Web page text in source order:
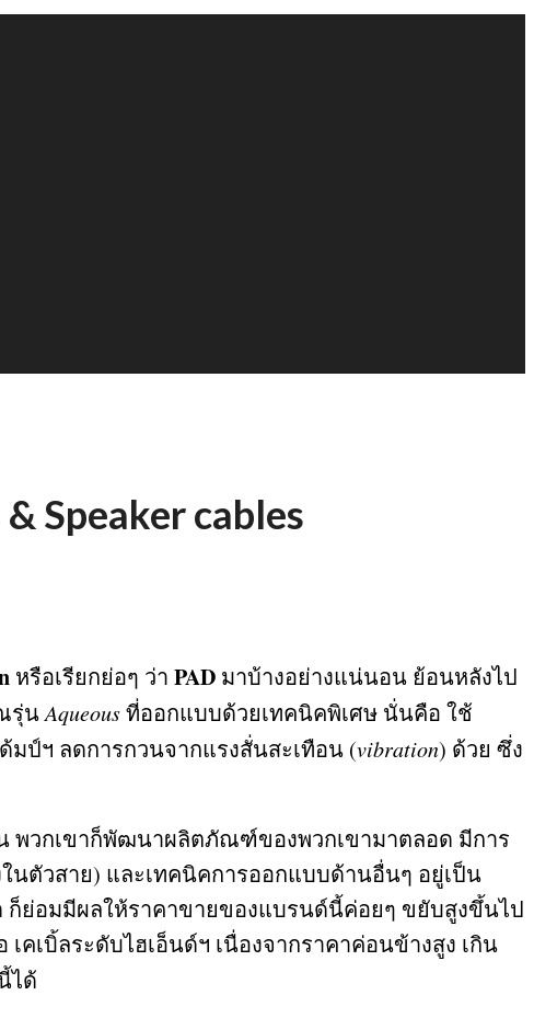
Speaker cables
หรือเรียกย่อๆ ว่า PAD มาบ้างอย่างแน่นอน ย้อนหลังไป
รุ่นAqueousที่ออกแบบด้วยเทคนิคพิเศษ นั่นคือ ใช้
มป์ฯ ลดการกวนจากแรงสั่นสะเทือน (vibration) ด้วย ซึ่ง
พวกเขาก็พัฒนาผลิตภัณฑ์ของพวกเขามาตลอด มีการ
นตัวสาย) และเทคนิคการออกแบบด้านอื่นๆ อยู่เป็น
ย่อมมีผลให้ราคาขายของแบรนด์นี้ค่อยๆ ขยับสูงขึ้นไป
เคเบิ้ลระดับไฮเอ็นด์ฯ เนื่องจากราคาค่อนข้างสูง เกิน
ได้